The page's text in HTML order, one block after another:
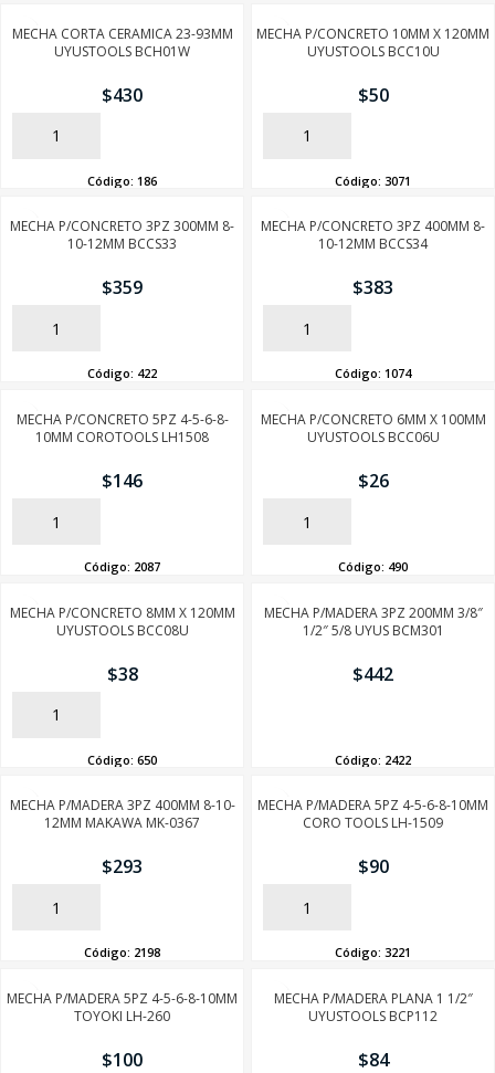
MECHA CORTA CERAMICA 23-93MM
UYUSTOOLS BCH01W
$430
AÑADIR
Código: 186
MECHA P/CONCRETO 10MM X 120MM
UYUSTOOLS BCC10U
$50
AÑADIR
Código: 3071
MECHA P/CONCRETO 3PZ 300MM 8-
10-12MM BCCS33
$359
AÑADIR
Código: 422
MECHA P/CONCRETO 3PZ 400MM 8-
10-12MM BCCS34
$383
AÑADIR
Código: 1074
MECHA P/CONCRETO 5PZ 4-5-6-8-
10MM COROTOOLS LH1508
$146
AÑADIR
Código: 2087
MECHA P/CONCRETO 6MM X 100MM
UYUSTOOLS BCC06U
$26
AÑADIR
Código: 490
MECHA P/CONCRETO 8MM X 120MM
UYUSTOOLS BCC08U
$38
AÑADIR
Código: 650
MECHA P/MADERA 3PZ 200MM 3/8″
1/2″ 5/8 UYUS BCM301
$442
Código: 2422
MECHA P/MADERA 3PZ 400MM 8-10-
12MM MAKAWA MK-0367
$293
AÑADIR
Código: 2198
MECHA P/MADERA 5PZ 4-5-6-8-10MM
CORO TOOLS LH-1509
$90
AÑADIR
Código: 3221
MECHA P/MADERA 5PZ 4-5-6-8-10MM
TOYOKI LH-260
$100
MECHA P/MADERA PLANA 1 1/2″
UYUSTOOLS BCP112
$84